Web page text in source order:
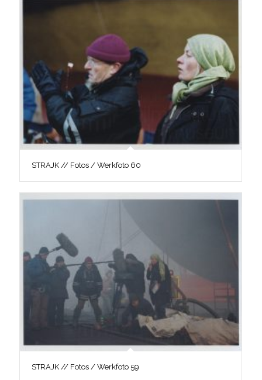
STRAJK // Fotos / Werkfoto 60
STRAJK // Fotos / Werkfoto 59